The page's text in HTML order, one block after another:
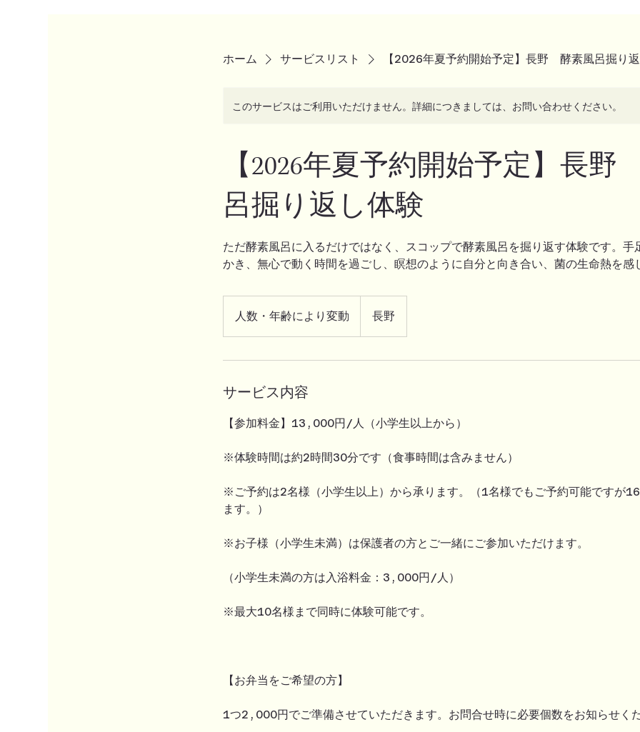
ホーム サービスリスト 【2026年夏予約開始予定】長野 酵素風呂掘り
このサービスはご利用いただけません。詳細につきましては、お問い合わせください。
【2026年夏予約開始予定】長
呂掘り返し体験
ただ酵素風呂に入るだけではなく、スコップで酵素風呂を掘り返す体験です。手
かき、無心で動く時間を過ごし、瞑想のように自分と向き合い、菌の生命熱を感
り
人数・年齢により変動 長野
サービス内容
【参加料金】13,000円/人（小学生以上から）
※体験時間は約2時間30分です（食事時間は含みません）
※ご予約は2名様（小学生以上）から承ります。（1名様でもご予約可能ですが
ます。）
※お子様（小学生未満）は保護者の方とご一緒にご参加いただけます。
（小学生未満の方は入浴料金：3,000円/人）
※最大10名様まで同時に体験可能です。
【お弁当をご希望の方】
1つ2,000円でご準備させていただきます。お問合せ時に必要個数をお知らせく